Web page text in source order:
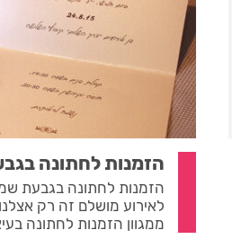
הזמנות לחתונה
הזמנות לחתונה בגבעת
לאירוע מושלם זה רק
ממגוון הזמנות לחתונה